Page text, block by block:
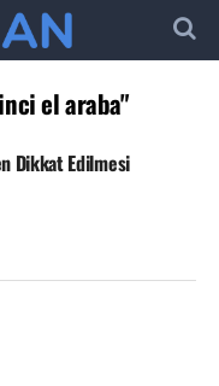
el araba"
Dikkat Edilmesi